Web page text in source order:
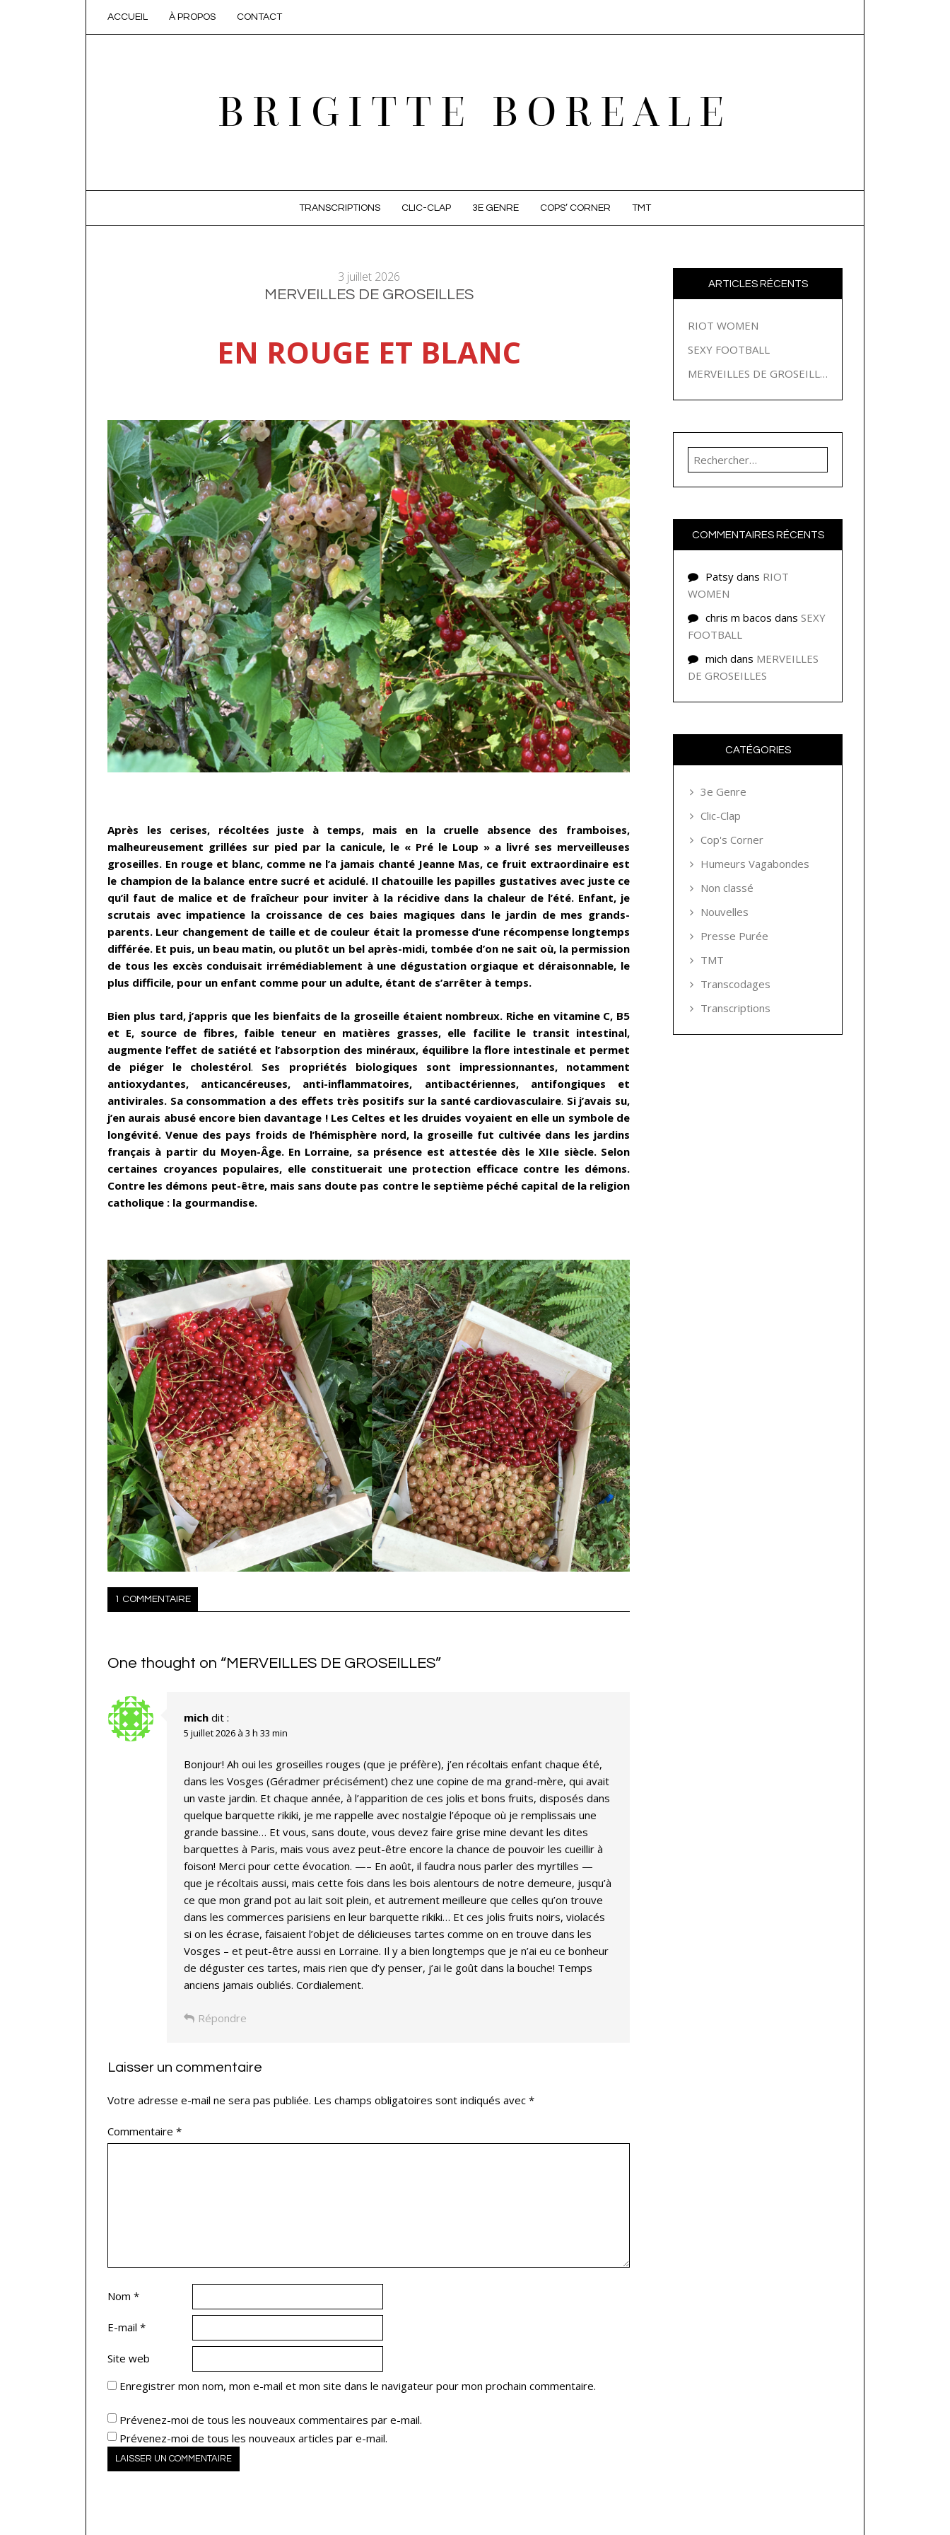
ACCUEIL À PROPOS CONTACT
BRIGITTE BOREALE
TRANSCRIPTIONS CLIC-CLAP 3E GENRE COPS’ CORNER TMT
3 juillet 2026
MERVEILLES DE GROSEILLES
EN ROUGE ET BLANC
Après les cerises, récoltées juste à temps, mais en la cruelle absence des framboises,
malheureusement grillées sur pied par la canicule, le « Pré le Loup » a livré ses merveilleuses
groseilles. En rouge et blanc, comme ne l’a jamais chanté Jeanne Mas, ce fruit extraordinaire est
le champion de la balance entre sucré et acidulé. Il chatouille les papilles gustatives avec juste ce
qu’il faut de malice et de fraîcheur pour inviter à la récidive dans la chaleur de l’été. Enfant, je
scrutais avec impatience la croissance de ces baies magiques dans le jardin de mes grands-
parents. Leur changement de taille et de couleur était la promesse d’une récompense longtemps
différée. Et puis, un beau matin, ou plutôt un bel après-midi, tombée d’on ne sait où, la permission
de tous les excès conduisait irrémédiablement à une dégustation orgiaque et déraisonnable, le
plus difficile, pour un enfant comme pour un adulte, étant de s’arrêter à temps.
Bien plus tard, j’appris que les bienfaits de la groseille étaient nombreux. Riche en vitamine C, B5
et E, source de fibres, faible teneur en matières grasses, elle facilite le transit intestinal,
augmente l’effet de satiété et l’absorption des minéraux, équilibre la flore intestinale et permet
de piéger le cholestérol. Ses propriétés biologiques sont impressionnantes, notamment
antioxydantes, anticancéreuses, anti-inflammatoires, antibactériennes, antifongiques et
antivirales. Sa consommation a des effets très positifs sur la santé cardiovasculaire. Si j’avais su,
j’en aurais abusé encore bien davantage ! Les Celtes et les druides voyaient en elle un symbole de
longévité. Venue des pays froids de l’hémisphère nord, la groseille fut cultivée dans les jardins
français à partir du Moyen-Âge. En Lorraine, sa présence est attestée dès le XIIe siècle. Selon
certaines croyances populaires, elle constituerait une protection efficace contre les démons.
Contre les démons peut-être, mais sans doute pas contre le septième péché capital de la religion
catholique : la gourmandise.
1 COMMENTAIRE
One thought on “MERVEILLES DE GROSEILLES”
mich dit :
5 juillet 2026 à 3 h 33 min
Bonjour! Ah oui les groseilles rouges (que je préfère), j’en récoltais enfant chaque été,
dans les Vosges (Géradmer précisément) chez une copine de ma grand-mère, qui avait
un vaste jardin. Et chaque année, à l’apparition de ces jolis et bons fruits, disposés dans
quelque barquette rikiki, je me rappelle avec nostalgie l’époque où je remplissais une
grande bassine… Et vous, sans doute, vous devez faire grise mine devant les dites
barquettes à Paris, mais vous avez peut-être encore la chance de pouvoir les cueillir à
foison! Merci pour cette évocation. —– En août, il faudra nous parler des myrtilles —
que je récoltais aussi, mais cette fois dans les bois alentours de notre demeure, jusqu’à
ce que mon grand pot au lait soit plein, et autrement meilleure que celles qu’on trouve
dans les commerces parisiens en leur barquette rikiki… Et ces jolis fruits noirs, violacés
si on les écrase, faisaient l’objet de délicieuses tartes comme on en trouve dans les
Vosges – et peut-être aussi en Lorraine. Il y a bien longtemps que je n’ai eu ce bonheur
de déguster ces tartes, mais rien que d’y penser, j’ai le goût dans la bouche! Temps
anciens jamais oubliés. Cordialement.
Répondre
Laisser un commentaire
Votre adresse e-mail ne sera pas publiée. Les champs obligatoires sont indiqués avec *
Commentaire *
Nom *
E-mail *
Site web
Enregistrer mon nom, mon e-mail et mon site dans le navigateur pour mon prochain commentaire.
Prévenez-moi de tous les nouveaux commentaires par e-mail.
Prévenez-moi de tous les nouveaux articles par e-mail.
ARTICLES RÉCENTS
RIOT WOMEN
SEXY FOOTBALL
MERVEILLES DE GROSEILLES
Rechercher :
COMMENTAIRES RÉCENTS
Patsy dans RIOT
WOMEN
chris m bacos dans SEXY
FOOTBALL
mich dans MERVEILLES
DE GROSEILLES
CATÉGORIES
3e Genre
Clic-Clap
Cop's Corner
Humeurs Vagabondes
Non classé
Nouvelles
Presse Purée
TMT
Transcodages
Transcriptions